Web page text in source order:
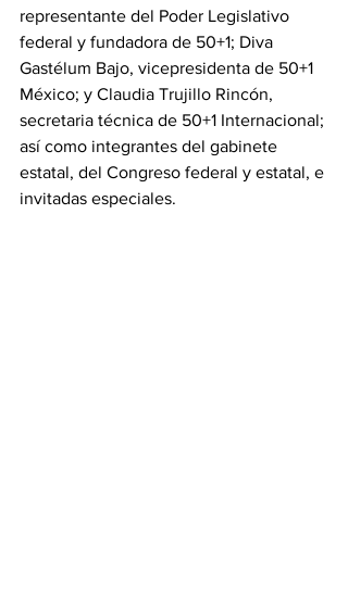
representante del Poder Legislativo
federal y fundadora de 50+1; Diva
Gastélum Bajo, vicepresidenta de 50+1
México; y Claudia Trujillo Rincón,
secretaria técnica de 50+1 Internacional;
así como integrantes del gabinete
estatal, del Congreso federal y estatal, e
invitadas especiales.